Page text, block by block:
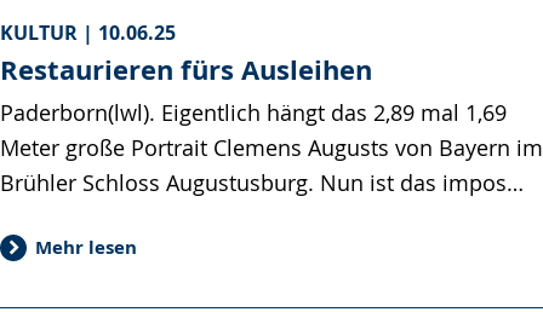
KULTUR | 10.06.25
Restaurieren fürs Ausleihen
Paderborn(lwl). Eigentlich hängt das 2,89 mal 1,69
Meter große Portrait Clemens Augusts von Bayern im
Brühler Schloss Augustusburg. Nun ist das impos…
Mehr lesen